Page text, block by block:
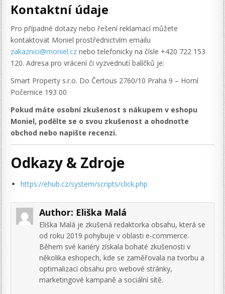
Kontaktní údaje
Pro případné dotazy nebo řešení reklamací můžete
kontaktovat Moniel prostřednictvím emailu
zakaznici@moniel.cz nebo telefonicky na čísle +420 722 153
120. Adresa pro vrácení či vyzvednutí balíčků je:
Smart Property s.r.o. Do Čertous 2760/10 Praha 9 – Horní
Počernice 193 00
Pokud máte osobní zkušenost s nákupem v eshopu
Moniel, podělte se o svou zkušenost a ohodnoťte
obchod nebo napište recenzi.
Odkazy & Zdroje
https://ehub.cz/system/scripts/click.php
Author: Eliška Malá
Eliška Malá je zkušená redaktorka obsahu, která se
od roku 2019 pohybuje v oblasti e-commerce.
Během své kariéry získala bohaté zkušenosti v
několika eshopech, kde se zaměřovala na tvorbu a
optimalizaci obsahu pro webové stránky,
marketingové kampaně a sociální sítě.